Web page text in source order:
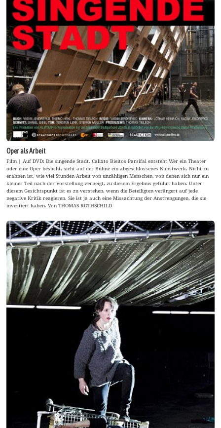
Oper als Arbeit
Film | Auf DVD: Die singende Stadt. Calixto Bieitos Parsifal entsteht Wer ein Theater
oder eine Oper besucht, sieht auf der Bühne ein abgeschlossenes Kunstwerk. Nicht zu
erahnen ist, wie viel Stunden Arbeit von unzähligen Menschen, von denen sich nur ein
kleiner Teil nach der Vorstellung verneigt, zu diesem Ergebnis geführt haben. Unter
diesem Gesichtspunkt ist es zu verstehen, wenn die Beteiligten verärgert auf jede
negative Kritik reagieren. Sie ist ja auch eine Missachtung der Anstrengungen, die sie
investiert haben. Von THOMAS ROTHSCHILD